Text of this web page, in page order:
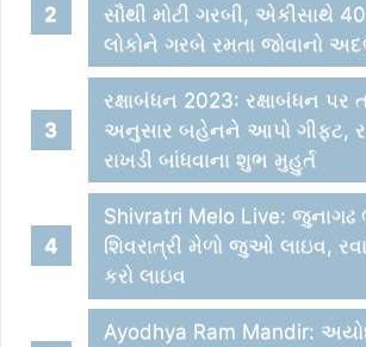
સૌથી મોટી ગરબી, એકીસાથે
લોકોને ગરબે રમતા જોવાનો
રક્ષાબંધન 2023: રક્ષાબંધન પર
અનુસાર બહેનને આપો ગીફટ,
રાખડી બાંધવાના શુભ મુહુર્ત
Shivratri Melo Live: જુનાગઢ
શિવરાત્રી મેળો જુઓ લાઇવ,
કરો લાઇવ
Ayodhya Ram Mandir: